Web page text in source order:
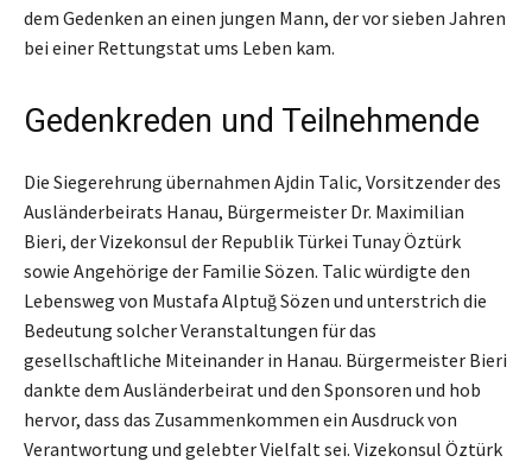
dem Gedenken an einen jungen Mann, der vor sieben Jahren
bei einer Rettungstat ums Leben kam.
Gedenkreden und Teilnehmende
Die Siegerehrung übernahmen Ajdin Talic, Vorsitzender des
Ausländerbeirats Hanau, Bürgermeister Dr. Maximilian
Bieri, der Vizekonsul der Republik Türkei Tunay Öztürk
sowie Angehörige der Familie Sözen. Talic würdigte den
Lebensweg von Mustafa Alptuğ Sözen und unterstrich die
Bedeutung solcher Veranstaltungen für das
gesellschaftliche Miteinander in Hanau. Bürgermeister Bieri
dankte dem Ausländerbeirat und den Sponsoren und hob
hervor, dass das Zusammenkommen ein Ausdruck von
Verantwortung und gelebter Vielfalt sei. Vizekonsul Öztürk